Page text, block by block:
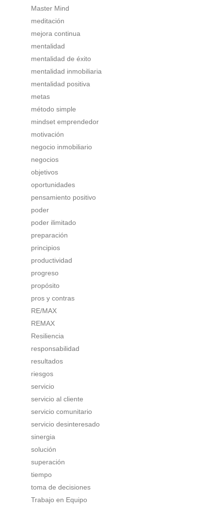
Master Mind
meditación
mejora continua
mentalidad
mentalidad de éxito
mentalidad inmobiliaria
mentalidad positiva
metas
método simple
mindset emprendedor
motivación
negocio inmobiliario
negocios
objetivos
oportunidades
pensamiento positivo
poder
poder ilimitado
preparación
principios
productividad
progreso
propósito
pros y contras
RE/MAX
REMAX
Resiliencia
responsabilidad
resultados
riesgos
servicio
servicio al cliente
servicio comunitario
servicio desinteresado
sinergia
solución
superación
tiempo
toma de decisiones
Trabajo en Equipo